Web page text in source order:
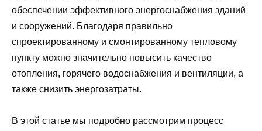
обеспечении эффективного энергоснабжения зданий
и сооружений. Благодаря правильно
спроектированному и смонтированному тепловому
пункту можно значительно повысить качество
отопления, горячего водоснабжения и вентиляции, а
также снизить энергозатраты.
В этой статье мы подробно рассмотрим процесс